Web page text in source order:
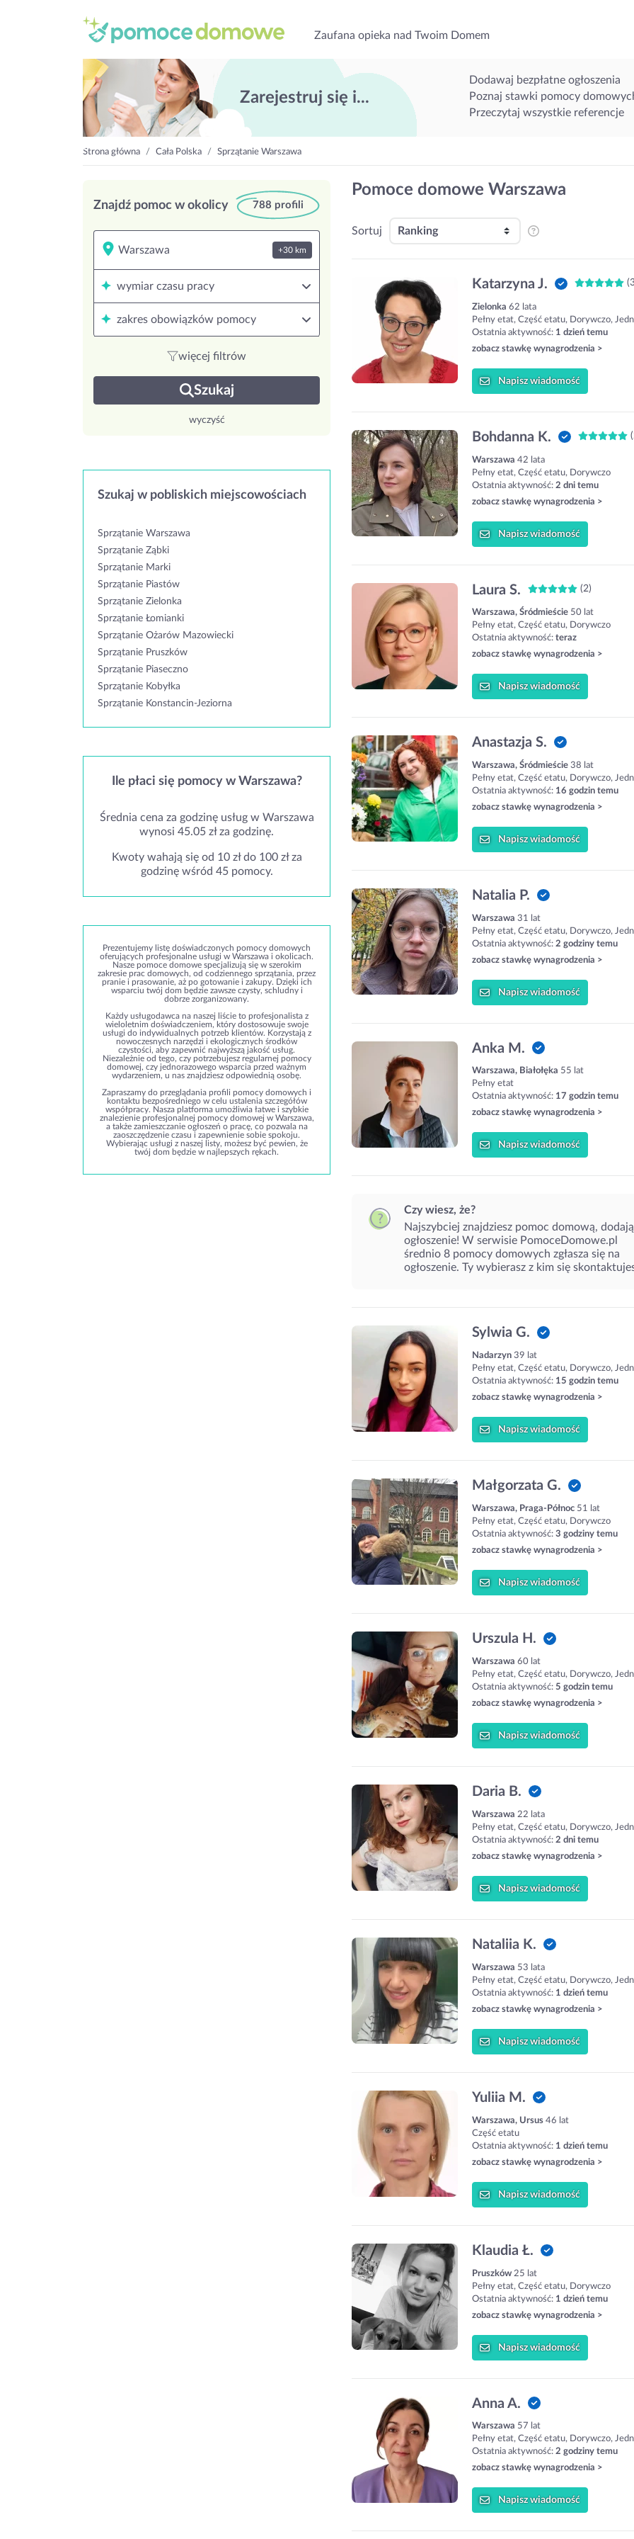
Zaufana opieka nad Twoim Domem
Zarejestruj się i...
Dodawaj bezpłatne ogłoszenia
Poznaj stawki pomocy
Przeczytaj wszystkie referencje
Strona główna Cała Polska Sprzątanie Warszawa
Znajdź pomoc w okolicy 788 profili
+30 km
wymiar czasu pracy
zakres obowiązków pomocy
więcej filtrów
Szukaj
wyczyść
Szukaj w pobliskich miejscowościach
Sprzątanie Warszawa
Sprzątanie Ząbki
Sprzątanie Marki
Sprzątanie Piastów
Sprzątanie Zielonka
Sprzątanie Łomianki
Sprzątanie Ożarów Mazowiecki
Sprzątanie Pruszków
Sprzątanie Piaseczno
Sprzątanie Kobyłka
Sprzątanie Konstancin-Jeziorna
Ile płaci się pomocy w Warszawa?
Średnia cena za godzinę usług w Warszawa
wynosi 45.05 zł za godzinę.
Kwoty wahają się od 10 zł do 100 zł za
godzinę wśród 45 pomocy.
Prezentujemy listę doświadczonych pomocy domowych
oferujących profesjonalne usługi w Warszawa i okolicach.
Nasze pomoce domowe specjalizują się w szerokim
zakresie prac domowych, od codziennego sprzątania, przez
pranie i prasowanie, aż po gotowanie i zakupy. Dzięki ich
wsparciu twój dom będzie zawsze czysty, schludny i
dobrze zorganizowany.
Każdy usługodawca na naszej liście to profesjonalista z
wieloletnim doświadczeniem, który dostosowuje swoje
usługi do indywidualnych potrzeb klientów. Korzystają z
nowoczesnych narzędzi i ekologicznych środków
czystości, aby zapewnić najwyższą jakość usług.
Niezależnie od tego, czy potrzebujesz regularnej pomocy
domowej, czy jednorazowego wsparcia przed ważnym
wydarzeniem, u nas znajdziesz odpowiednią osobę.
Zapraszamy do przeglądania profili pomocy domowych i
kontaktu bezpośredniego w celu ustalenia szczegółów
współpracy. Nasza platforma umożliwia łatwe i szybkie
znalezienie profesjonalnej pomocy domowej w Warszawa,
a także zamieszczanie ogłoszeń o pracę, co pozwala na
zaoszczędzenie czasu i zapewnienie sobie spokoju.
Wybierając usługi z naszej listy, możesz być pewien, że
twój dom będzie w najlepszych rękach.
Pomoce domowe Warszawa
Sortuj
Katarzyna J.
Zielonka 62 lata
Pełny etat, Część etatu, Dorywczo,
Ostatnia aktywność: 1 dzień temu
zobacz stawkę wynagrodzenia >
Napiszwiadomość
Bohdanna K.
Warszawa 42 lata
Pełny etat, Część etatu, Dorywczo
Ostatnia aktywność: 2 dni temu
zobacz stawkę wynagrodzenia >
Napiszwiadomość
Laura S. (2)
Warszawa, Śródmieście 50 lat
Pełny etat, Część etatu, Dorywczo
Ostatnia aktywność: teraz
zobacz stawkę wynagrodzenia >
Napiszwiadomość
Anastazja S.
Warszawa, Śródmieście 38 lat
Pełny etat, Część etatu, Dorywczo,
Ostatnia aktywność: 16 godzin temu
zobacz stawkę wynagrodzenia >
Napiszwiadomość
Natalia P.
Warszawa 31 lat
Pełny etat, Część etatu, Dorywczo,
Ostatnia aktywność: 2 godziny temu
zobacz stawkę wynagrodzenia >
Napiszwiadomość
Anka M.
Warszawa, Białołęka 55 lat
Pełny etat
Ostatnia aktywność: 17 godzin temu
zobacz stawkę wynagrodzenia >
Napiszwiadomość
Czy wiesz, że?
Najszybciej znajdziesz pomoc domową,
ogłoszenie! W serwisie PomoceDomowe.pl
średnio 8 pomocy domowych zgłasza się na
ogłoszenie. Ty wybierasz z kim się
Sylwia G.
Nadarzyn 39 lat
Pełny etat, Część etatu, Dorywczo,
Ostatnia aktywność: 15 godzin temu
zobacz stawkę wynagrodzenia >
Napiszwiadomość
Małgorzata G.
Warszawa, Praga-Północ 51 lat
Pełny etat, Część etatu, Dorywczo
Ostatnia aktywność: 3 godziny temu
zobacz stawkę wynagrodzenia >
Napiszwiadomość
Urszula H.
Warszawa 60 lat
Pełny etat, Część etatu, Dorywczo,
Ostatnia aktywność: 5 godzin temu
zobacz stawkę wynagrodzenia >
Napiszwiadomość
Daria B.
Warszawa 22 lata
Pełny etat, Część etatu, Dorywczo,
Ostatnia aktywność: 2 dni temu
zobacz stawkę wynagrodzenia >
Napiszwiadomość
Nataliia K.
Warszawa 53 lata
Pełny etat, Część etatu, Dorywczo,
Ostatnia aktywność: 1 dzień temu
zobacz stawkę wynagrodzenia >
Napiszwiadomość
Yuliia M.
Warszawa, Ursus 46 lat
Część etatu
Ostatnia aktywność: 1 dzień temu
zobacz stawkę wynagrodzenia >
Napiszwiadomość
Klaudia Ł.
Pruszków25 lat
Pełny etat, Część etatu, Dorywczo
Ostatnia aktywność: 1 dzień temu
zobacz stawkę wynagrodzenia >
Napiszwiadomość
Anna A.
Warszawa 57 lat
Pełny etat, Część etatu, Dorywczo,
Ostatnia aktywność: 2 godziny temu
zobacz stawkę wynagrodzenia >
Napiszwiadomość